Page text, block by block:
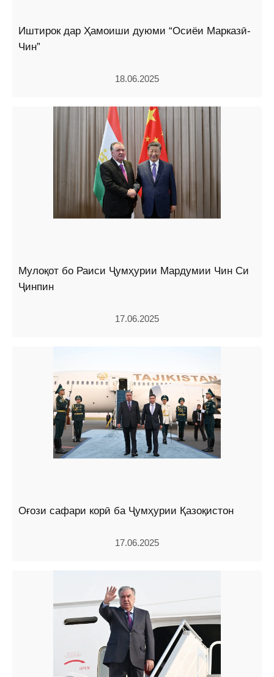
Иштирок дар Ҳамоиши дуюми “Осиёи Марказӣ-
Чин”
18.06.2025
Мулоқот бо Раиси Ҷумҳурии Мардумии Чин Си
Ҷинпин
17.06.2025
Оғози сафари корӣ ба Ҷумҳурии Қазоқистон
17.06.2025